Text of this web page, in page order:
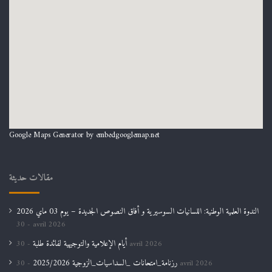
Google Maps Generator by embedgooglemap.net
مقالات حديثة
الندوة العلمية الوطنية: اللسانيات السوسيرية و أفاق النصوص الجديدة – يوم 03 ماي 2026
30 avril 2026
أيام الإعلامية والتوجيهية لفائدة طلبة 30 avril 2026
رزنامة_امتحانات _السداسيات_الزوجية 2025/2026 30 avril 2026